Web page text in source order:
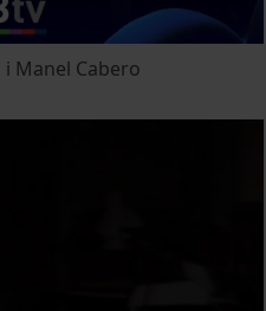
i Manel Cabero